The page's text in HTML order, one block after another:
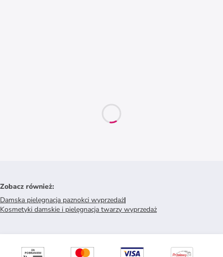
Zobacz również:
Damska pielęgnacja paznokci wyprzedaż|
Kosmetyki damskie i pielęgnacja twarzy wyprzedaż